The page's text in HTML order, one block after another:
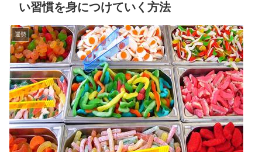
い習慣を身につけていく方法
運勢